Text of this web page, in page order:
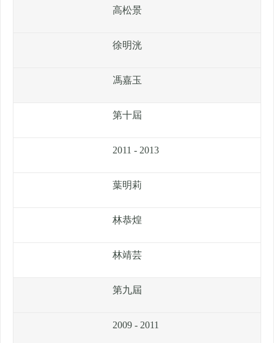
高松景
徐明洸
馮嘉玉
第十屆
2011 - 2013
葉明莉
林恭煌
林靖芸
第九屆
2009 - 2011